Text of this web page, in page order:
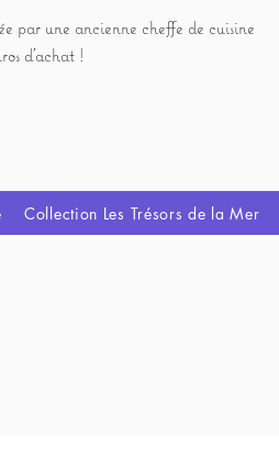
par une ancienne cheffe de cuisine
d'achat !
Collection Les Trésors de la Mer